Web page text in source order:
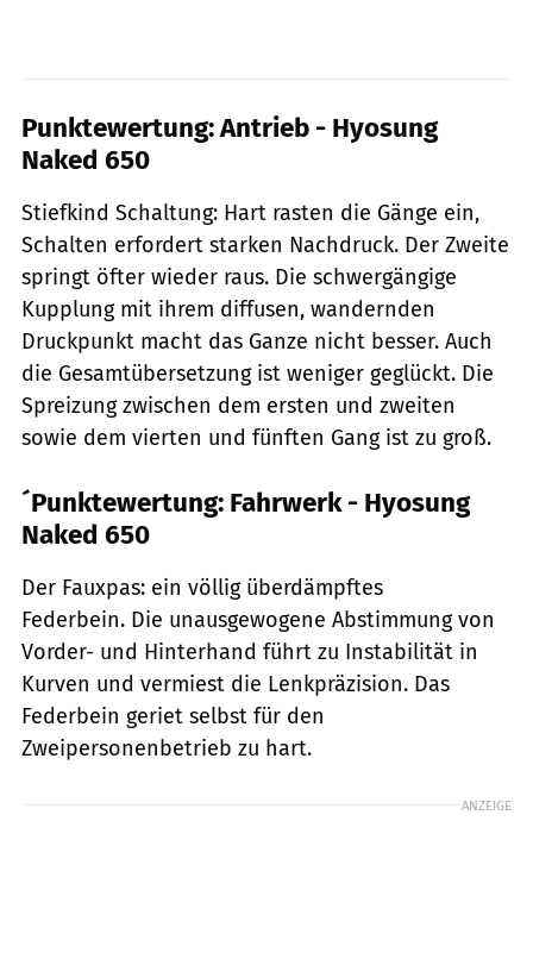
Punktewertung: Antrieb - Hyosung
Naked 650
Stiefkind Schaltung: Hart rasten die Gänge ein,
Schalten erfordert starken Nachdruck. Der Zweite
springt öfter wieder raus. Die schwergängige
Kupplung mit ihrem diffusen, wandernden
Druckpunkt macht das Ganze nicht besser. Auch
die Gesamtübersetzung ist weniger geglückt. Die
Spreizung zwischen dem ersten und zweiten
sowie dem vierten und fünften Gang ist zu groß.
´Punktewertung: Fahrwerk - Hyosung
Naked 650
Der Fauxpas: ein völlig überdämpftes
Federbein. Die unausgewogene Abstimmung von
Vorder- und Hinterhand führt zu Instabilität in
Kurven und vermiest die Lenkpräzision. Das
Federbein geriet selbst für den
Zweipersonenbetrieb zu hart.
ANZEIGE